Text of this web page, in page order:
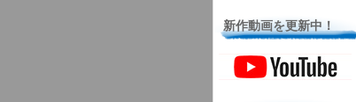
新作動画を更新中！